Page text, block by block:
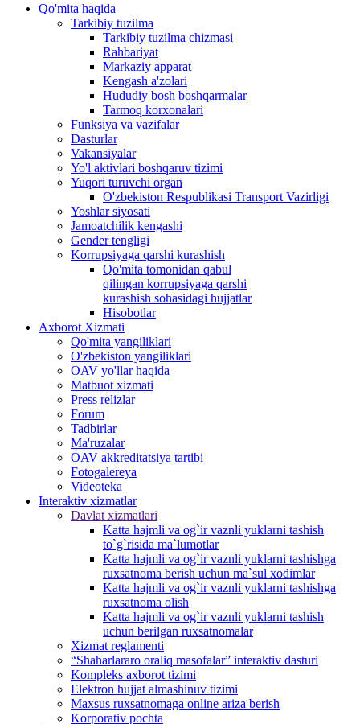
Qo'mita haqida
Tarkibiy tuzilma
Tarkibiy tuzilma chizmasi
Rahbariyat
Markaziy apparat
Kengash a'zolari
Hududiy bosh boshqarmalar
Tarmoq korxonalari
Funksiya va vazifalar
Dasturlar
Vakansiyalar
Yo'l aktivlari boshqaruv tizimi
Yuqori turuvchi organ
O'zbekiston Respublikasi Transport Vazirligi
Yoshlar siyosati
Jamoatchilik kengashi
Gender tengligi
Korrupsiyaga qarshi kurashish
Qo'mita tomonidan qabul
qilingan korrupsiyaga qarshi
kurashish sohasidagi hujjatlar
Hisobotlar
Аxborot Xizmati
Qo'mita yangiliklari
O'zbekiston yangiliklari
OAV yo'llar haqida
Matbuot xizmati
Press relizlar
Forum
Tadbirlar
Ma'ruzalar
OAV akkreditatsiya tartibi
Fotogalereya
Videoteka
Interaktiv xizmatlar
Davlat xizmatlari
Katta hajmli va og`ir vaznli yuklarni tashish
to`g`risida ma`lumotlar
Katta hajmli va og`ir vaznli yuklarni tashishga
ruxsatnoma berish uchun ma`sul xodimlar
Katta hajmli va og`ir vaznli yuklarni tashishga
ruxsatnoma olish
Katta hajmli va og`ir vaznli yuklarni tashish
uchun berilgan ruxsatnomalar
Xizmat reglamenti
“Shaharlararo oraliq masofalar” interaktiv dasturi
Kompleks axborot tizimi
Elektron hujjat almashinuv tizimi
Maxsus ruxsatnomaga online ariza berish
Korporativ pochta